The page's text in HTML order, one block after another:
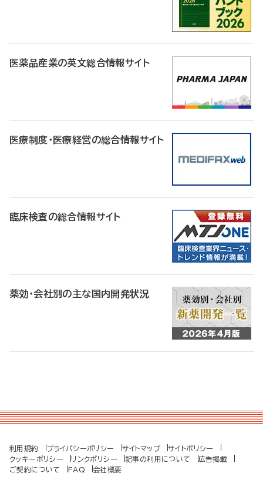
医薬品産業の英文総合情報サイト
医療制度・医療経営の総合情報サイト
臨床検査の総合情報サイト
薬効・会社別の主な国内開発状況
利用規約 プライバシーポリシー サイトマップ
サイトポリシー
クッキーポリシー
リンクポリシー 記事の利用について
広告掲載
ご契約について
FAQ 会社概要